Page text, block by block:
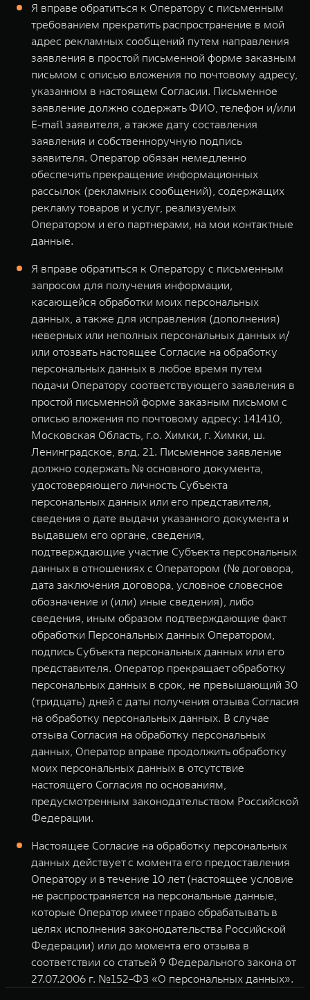
Я вправе обратиться к Оператору с письменным
требованием прекратить распространение в мой
адрес рекламных сообщений путем направления
заявления в простой письменной форме заказным
письмом с описью вложения по почтовому адресу,
указанном в настоящем Согласии. Письменное
заявление должно содержать ФИО, телефон и/или
E-mail заявителя, а также дату составления
заявления и собственноручную подпись
заявителя. Оператор обязан немедленно
обеспечить прекращение информационных
рассылок (рекламных сообщений), содержащих
рекламу товаров и услуг, реализуемых
Оператором и его партнерами, на мои контактные
данные.
Я вправе обратиться к Оператору с письменным
запросом для получения информации,
касающейся обработки моих персональных
данных, а также для исправления (дополнения)
неверных или неполных персональных данных и/
или отозвать настоящее Согласие на обработку
персональных данных в любое время путем
подачи Оператору соответствующего заявления в
простой письменной форме заказным письмом с
описью вложения по почтовому адресу: 141410,
Московская Область, г.о. Химки, г. Химки, ш.
Ленинградское, влд. 21. Письменное заявление
должно содержать № основного документа,
удостоверяющего личность Субъекта
персональных данных или его представителя,
сведения о дате выдачи указанного документа и
выдавшем его органе, сведения,
подтверждающие участие Субъекта персональных
данных в отношениях с Оператором (№ договора,
дата заключения договора, условное словесное
обозначение и (или) иные сведения), либо
сведения, иным образом подтверждающие факт
обработки Персональных данных Оператором,
подпись Субъекта персональных данных или его
представителя. Оператор прекращает обработку
персональных данных в срок, не превышающий 30
(тридцать) дней с даты получения отзыва Согласия
на обработку персональных данных. В случае
отзыва Согласия на обработку персональных
данных, Оператор вправе продолжить обработку
моих персональных данных в отсутствие
настоящего Согласия по основаниям,
предусмотренным законодательством Российской
Федерации.
Настоящее Согласие на обработку персональных
данных действует с момента его предоставления
Оператору и в течение 10 лет (настоящее условие
не распространяется на персональные данные,
которые Оператор имеет право обрабатывать в
целях исполнения законодательства Российской
Федерации) или до момента его отзыва в
соответствии со статьей 9 Федерального закона от
27.07.2006 г. №152-ФЗ «О персональных данных».